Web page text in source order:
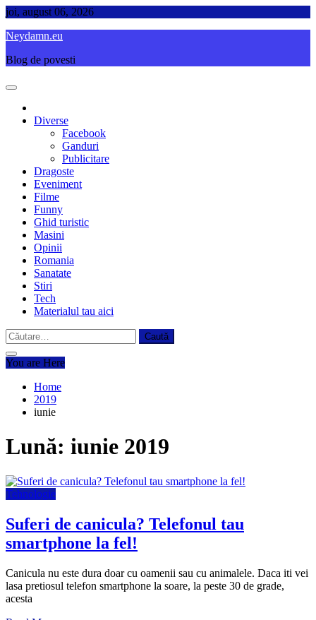
Skip
content
joi, august 06, 2026
Neydamn.eu
Blog de povesti
Diverse
Facebook
Ganduri
Publicitare
Dragoste
Eveniment
Filme
Funny
Ghid turistic
Masini
Opinii
Romania
Sanatate
Stiri
Tech
Materialul tau aici
Caută
după:
You are Here
Home
2019
iunie
Lună: iunie 2019
Tehnologie
Suferi de canicula? Telefonul tau
smartphone la fel!
Canicula nu este dura doar cu oamenii sau cu animalele. Daca iti vei
lasa pretiosul telefon smartphone la soare, la peste 30 de grade,
acesta